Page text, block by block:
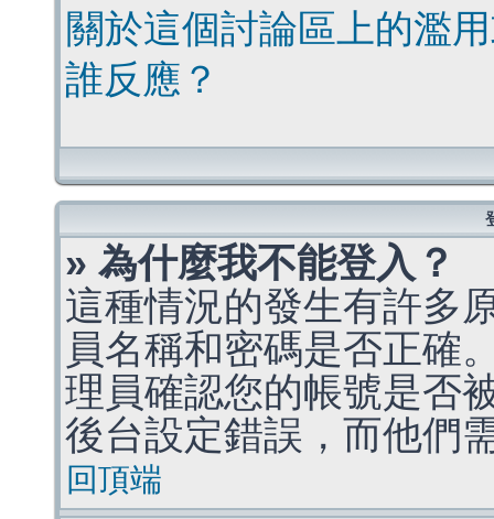
關於這個討論區上的濫
誰反應？
» 為什麼我不能登入？
這種情況的發生有許多
員名稱和密碼是否正確
理員確認您的帳號是否
後台設定錯誤，而他們
回頂端